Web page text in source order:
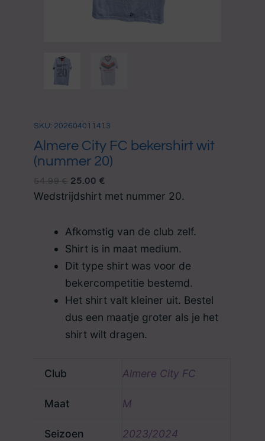
SKU: 202604011413
Almere City FC bekershirt wit
(nummer 20)
54.99€ OORSPRONKELIJKE
PRIJS
WAS:
25.00 €HUIDIGE
IS:
Wedstrijdshirt met nummer 20.
Afkomstig van de club zelf.
Shirt is in maat medium.
Dit type shirt was voor de
bekercompetitie bestemd.
Het shirt valt kleiner uit. Bestel
dus een maatje groter als je het
shirt wilt dragen.
Club Almere City FC
Maat M
Seizoen 2023/2024